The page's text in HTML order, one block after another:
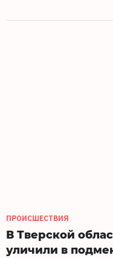
ПРОИСШЕСТВИЯ
В Тверской
уличили в